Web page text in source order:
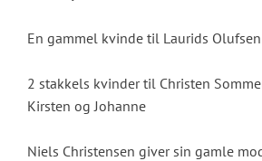
En gammel kvinde til Laurids
2 stakkels kvinder til Christen
Kirsten og Johanne
Niels Christensen giver sin gamle